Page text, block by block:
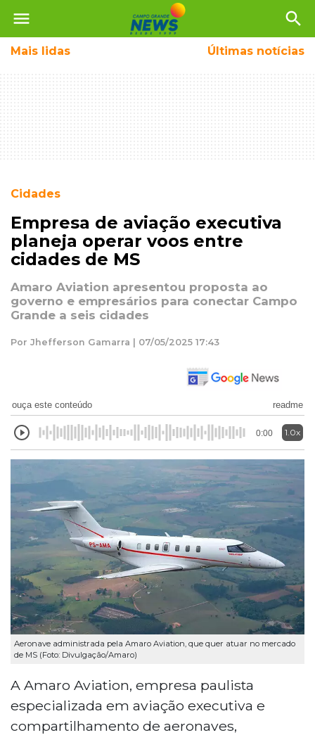
menu search
Mais lidas Últimas notícias
Cidades
Empresa de aviação executiva
planeja operar voos entre
cidades de MS
Amaro Aviation apresentou proposta ao
governo e empresários para conectar Campo
Grande a seis cidades
Por Jhefferson Gamarra | 07/05/2025 17:43
ouça este conteúdo readme
0:00 1.0x
Aeronave administrada pela Amaro Aviation, que quer atuar no mercado
de MS (Foto: Divulgação/Amaro)
A Amaro Aviation, empresa paulista
especializada em aviação executiva e
compartilhamento de aeronaves,